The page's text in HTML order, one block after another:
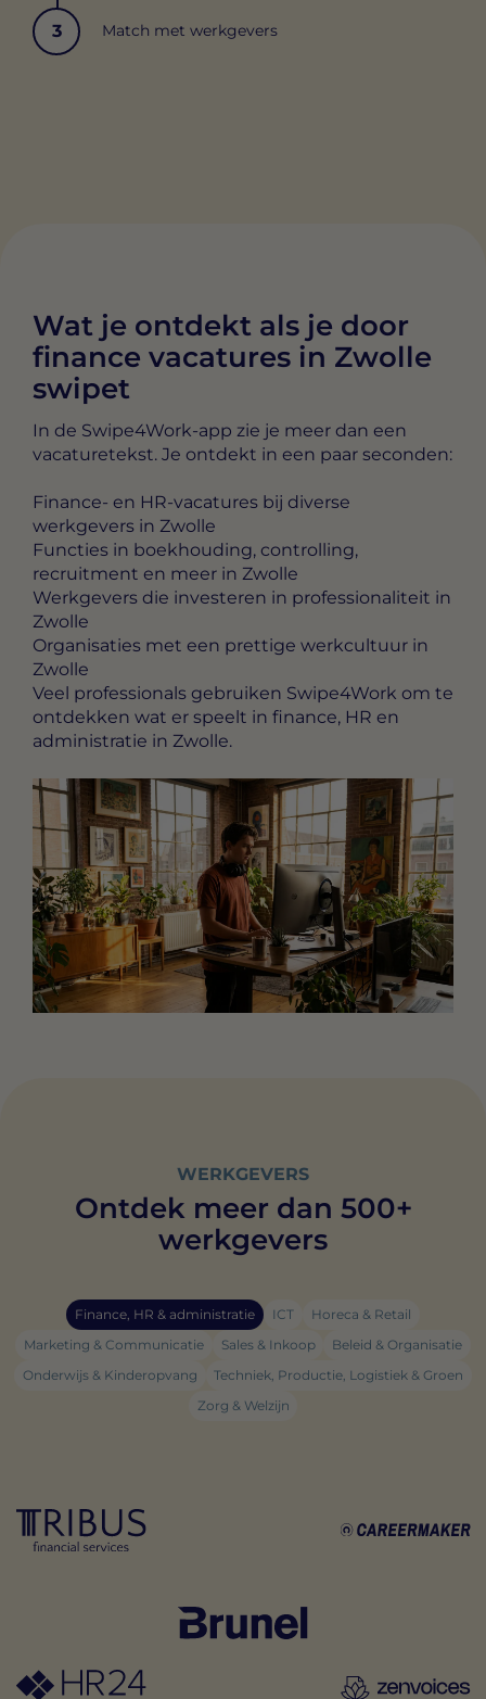
3 Match met werkgevers
Wat je ontdekt als je door
finance vacatures in Zwolle
swipet
In de Swipe4Work-app zie je meer dan een
vacaturetekst. Je ontdekt in een paar seconden:
Finance- en HR-vacatures bij diverse
werkgevers in Zwolle
Functies in boekhouding, controlling,
recruitment en meer in Zwolle
Werkgevers die investeren in professionaliteit in
Zwolle
Organisaties met een prettige werkcultuur in
Zwolle
Veel professionals gebruiken Swipe4Work om te
ontdekken wat er speelt in finance, HR en
administratie in Zwolle.
WERKGEVERS
Ontdek meer dan 500+
werkgevers
Finance, HR & administratie ICT
Horeca & Retail
Marketing & Communicatie
Sales & Inkoop
Beleid & Organisatie
Onderwijs & Kinderopvang
Techniek, Productie, Logistiek & Groen
Zorg & Welzijn